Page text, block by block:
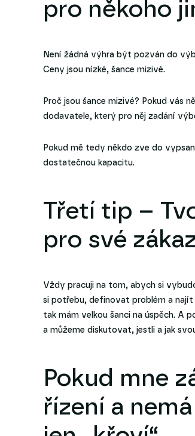
pro někoho
Není žádná výhra být pozván do
Ceny jsou nízké, šance mizivé.
Proč jsou šance mizivé? Pokud vás
dodavatele, který pro něj zadání
Pokud mě tedy někdo zve do
dostatečnou kapacitu.
Třetí tip –
pro své
Vždy pracuji na tom, abych si
si potřebu, definovat problém a najít
tak mám velkou šanci na úspěch. A
a můžeme diskutovat, jestli a jak
Pokud mne
řízení a